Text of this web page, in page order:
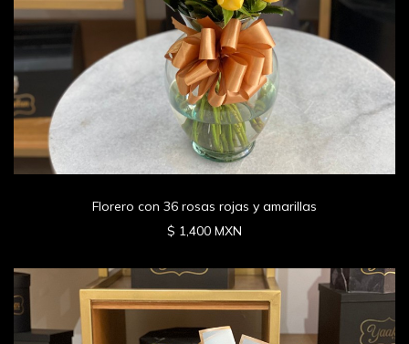
Florero con 36 rosas rojas y amarillas
$ 1,400 MXN